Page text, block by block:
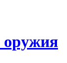
оружия